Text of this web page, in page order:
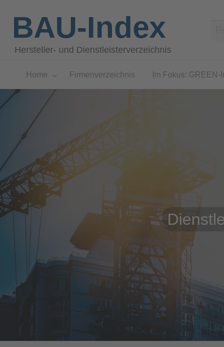
BAU-Index
Hersteller- und Dienstleisterverzeichnis
Home Firmenverzeichnis Im Fokus: GREEN-